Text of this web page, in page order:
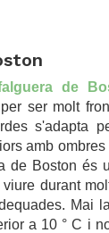
de
ser molt
s'adapta
amb
de Boston és
durant
Mai
a 10 ° C i